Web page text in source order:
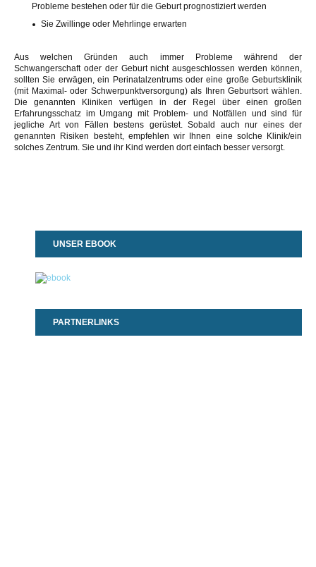
Probleme bestehen oder für die Geburt prognostiziert werden
Sie Zwillinge oder Mehrlinge erwarten
Aus welchen Gründen auch immer Probleme während der
Schwangerschaft oder der Geburt nicht ausgeschlossen werden können,
sollten Sie erwägen, ein Perinatalzentrums oder eine große Geburtsklinik
(mit Maximal- oder Schwerpunktversorgung) als Ihren Geburtsort wählen.
Die genannten Kliniken verfügen in der Regel über einen großen
Erfahrungsschatz im Umgang mit Problem- und Notfällen und sind für
jegliche Art von Fällen bestens gerüstet. Sobald auch nur eines der
genannten Risiken besteht, empfehlen wir Ihnen eine solche Klinik/ein
solches Zentrum. Sie und ihr Kind werden dort einfach besser versorgt.
UNSER EBOOK
PARTNERLINKS